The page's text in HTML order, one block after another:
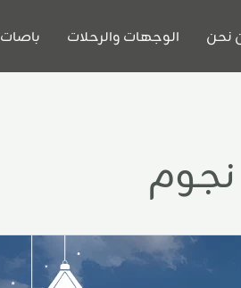
نحن الوجهات والرحلات باصات